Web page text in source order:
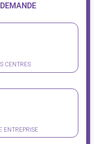
CENTRES
ENTREPRISE